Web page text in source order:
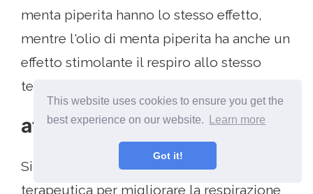
This website uses cookies to ensure you get the
best experience on our website.
Learn more
Got it!
menta piperita hanno lo stesso effetto,
mentre l'olio di menta piperita ha anche un
effetto stimolante il respiro allo stesso
tempo.
attività quotidiane
Si raccomandano esercizi di respirazione
terapeutica per migliorare la respirazione